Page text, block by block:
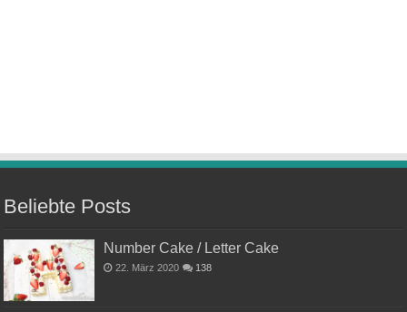
Beliebte Posts
Number Cake / Letter Cake
22. März 2020 138